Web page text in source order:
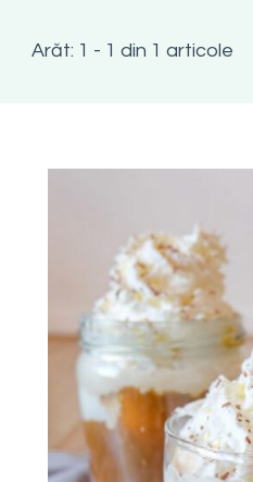
Arăt: 1 - 1 din 1 articole